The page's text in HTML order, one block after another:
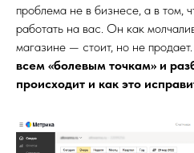
проблема не в бизнесе, а в том,
работать на вас. Он как
магазине — стоит, но не продает.
всем «болевым точкам» и
происходит и как это